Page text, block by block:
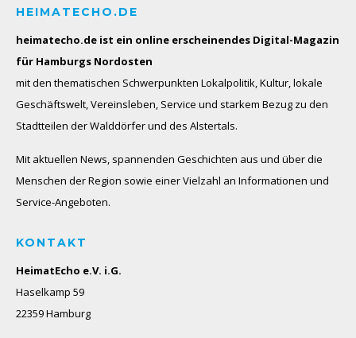
HEIMATECHO.DE
heimatecho.de ist ein online erscheinendes Digital-Magazin
für Hamburgs Nordosten
mit den thematischen Schwerpunkten Lokalpolitik, Kultur, lokale
Geschäftswelt, Vereinsleben, Service und starkem Bezug zu den
Stadtteilen der Walddörfer und des Alstertals.
Mit aktuellen News, spannenden Geschichten aus und über die
Menschen der Region sowie einer Vielzahl an Informationen und
Service-Angeboten.
KONTAKT
HeimatEcho e.V. i.G.
Haselkamp 59
22359 Hamburg